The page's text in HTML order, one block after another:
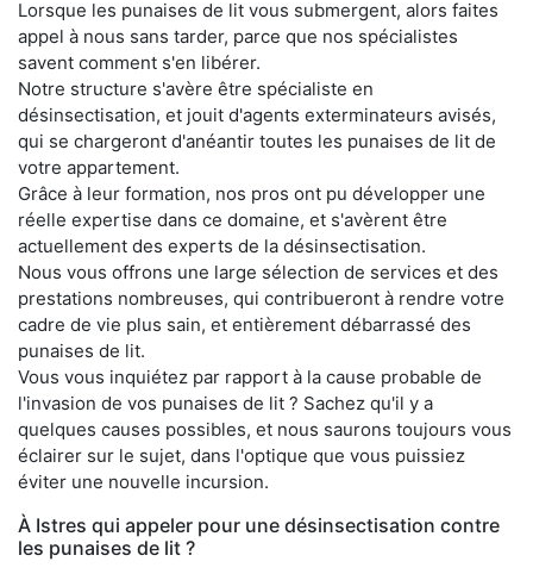
Lorsque les punaises de lit vous submergent, alors faites
appel à nous sans tarder, parce que nos spécialistes
savent comment s'en libérer.
Notre structure s'avère être spécialiste en
désinsectisation, et jouit d'agents exterminateurs avisés,
qui se chargeront d'anéantir toutes les punaises de lit de
votre appartement.
Grâce à leur formation, nos pros ont pu développer une
réelle expertise dans ce domaine, et s'avèrent être
actuellement des experts de la désinsectisation.
Nous vous offrons une large sélection de services et des
prestations nombreuses, qui contribueront à rendre votre
cadre de vie plus sain, et entièrement débarrassé des
punaises de lit.
Vous vous inquiétez par rapport à la cause probable de
l'invasion de vos punaises de lit ? Sachez qu'il y a
quelques causes possibles, et nous saurons toujours vous
éclairer sur le sujet, dans l'optique que vous puissiez
éviter une nouvelle incursion.
À Istres qui appeler pour une désinsectisation contre
les punaises de lit ?